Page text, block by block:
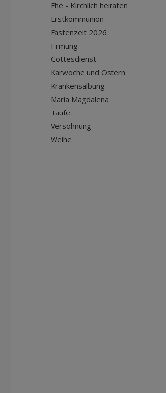
Ehe - Kirchlich heiraten
Erstkommunion
Fastenzeit 2026
Firmung
Gottesdienst
Karwoche und Ostern
Krankensalbung
Maria Magdalena
Taufe
Versöhnung
Weihe